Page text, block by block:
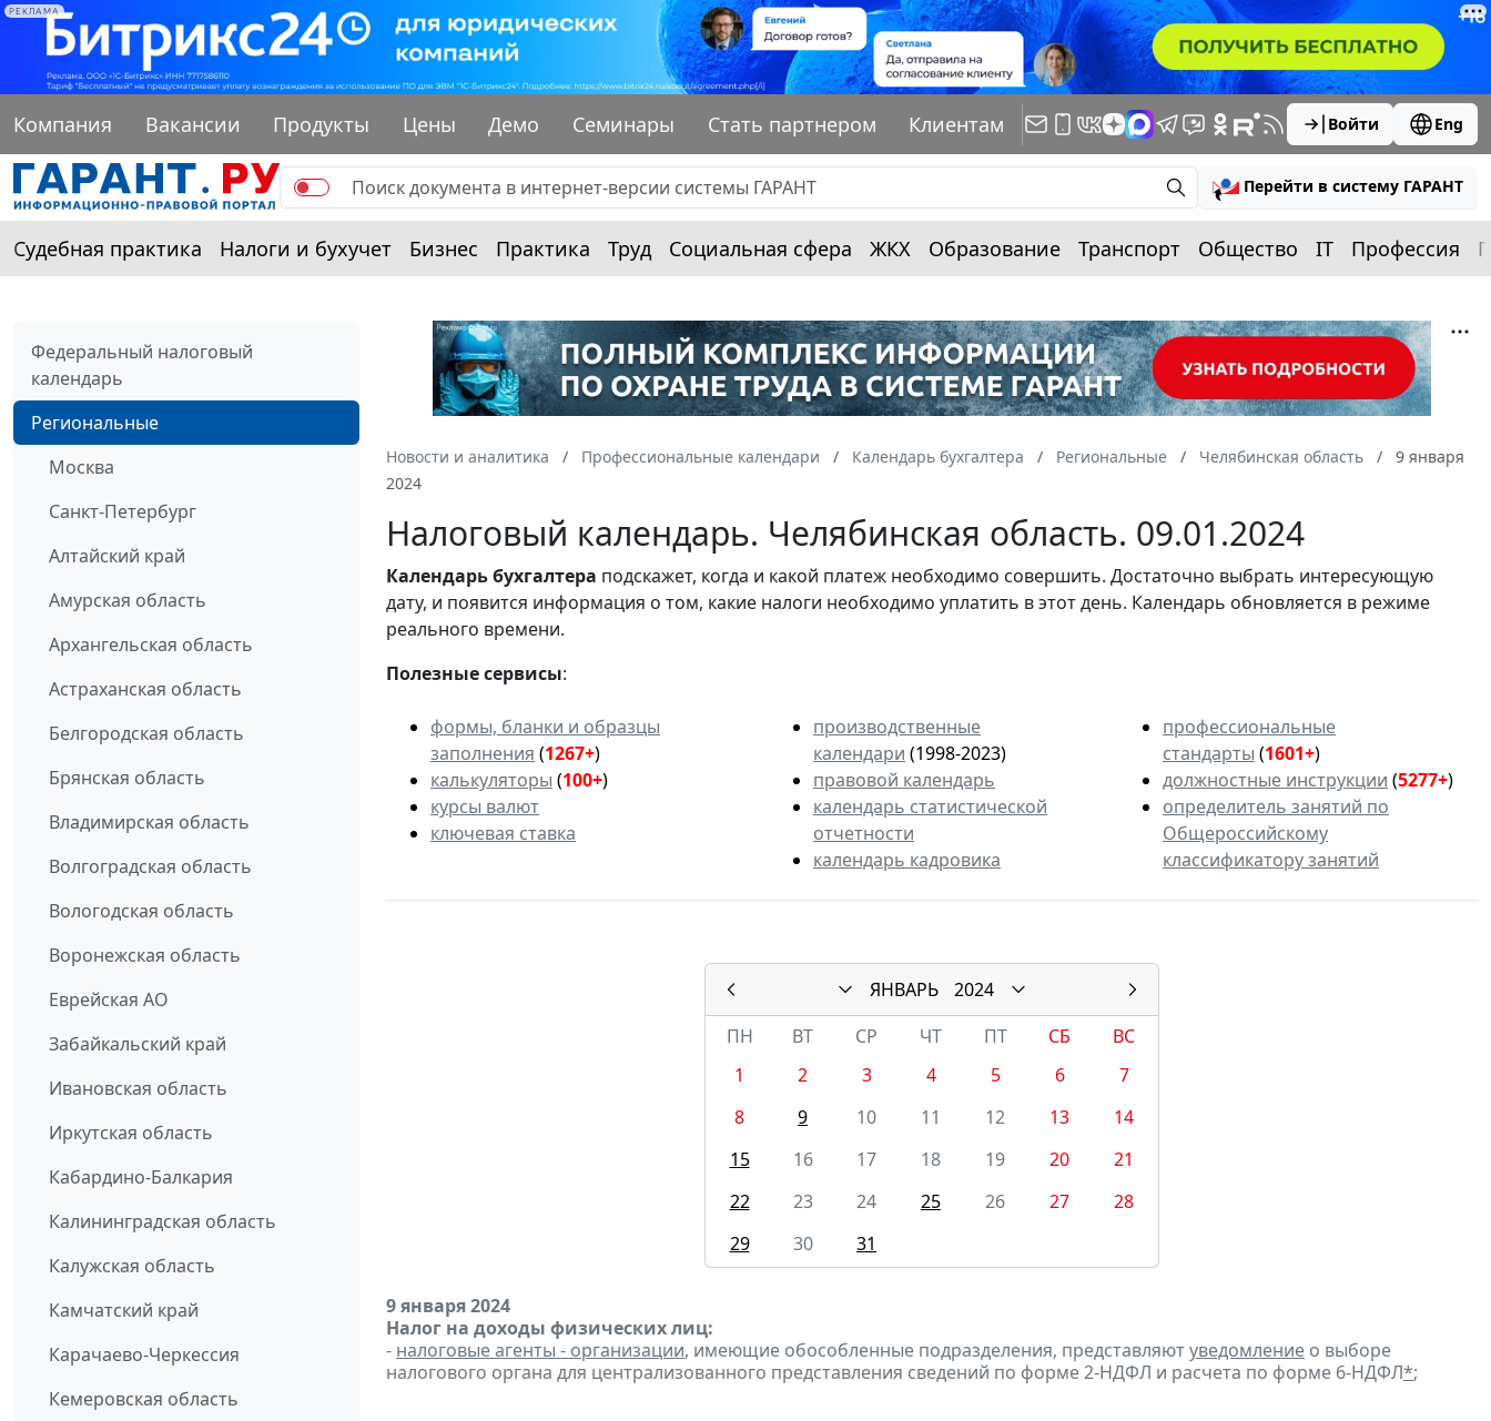
РЕКЛАМА
Компания Вакансии Продукты Цены Демо Семинары Стать партнером Клиентам Войти Eng
Перейти в систему ГАРАНТ
Судебная практика Налоги и бухучет Бизнес Практика Труд Социальная сфера ЖКХ Образование Транспорт Общество IT Профессия
Федеральный налоговый
календарь
Региональные
Москва
Санкт-Петербург
Алтайский край
Амурская область
Архангельская область
Астраханская область
Белгородская область
Брянская область
Владимирская область
Волгоградская область
Вологодская область
Воронежская область
Еврейская АО
Забайкальский край
Ивановская область
Иркутская область
Кабардино-Балкария
Калининградская область
Калужская область
Камчатский край
Карачаево-Черкессия
Кемеровская область
Новости и аналитика Профессиональные календари Календарь бухгалтера Региональные Челябинская область
9 января
2024
Налоговый календарь. Челябинская область. 09.01.2024
Календарьбухгалтера подскажет, когда и какой платеж необходимо совершить. Достаточно выбрать интересующую
дату, и появится информация о том, какие налоги необходимо уплатить в этот день. Календарь обновляется в режиме
реального времени.
Полезные сервисы:
формы, бланки и образцы
заполнения (1267+)
калькуляторы (100+)
курсы валют
ключевая ставка
производственные
календари (1998-2023)
правовой календарь
календарь статистической
отчетности
календарь кадровика
профессиональные
стандарты (1601+)
должностные инструкции (5277+)
определитель занятий по
Общероссийскому
классификатору занятий
ЯНВАРЬ
2024
ПН
ВТ СР ЧТ ПТ СБ
ВС
1
2 3 4 5 6
7
8
9 10 11 12 13
14
15
16 17 18 19 20
21
22
23 24 25 26 27
28
29
30 31
9 января 2024
Налог на доходы физических лиц:
- налоговые агенты - организации, имеющие обособленные подразделения, представляютуведомление о выборе
налогового органа для централизованного представления сведений по форме 2-НДФЛ и расчета по форме 6-НДФЛ*;